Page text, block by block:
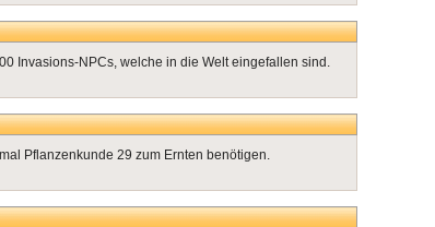
Invasions-NPCs, welche in die Welt eingefallen sind.
Pflanzenkunde 29 zum Ernten benötigen.